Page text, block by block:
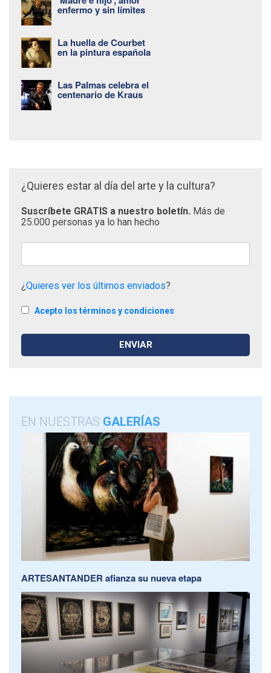
enfermo y sin límites
La huella de Courbet
en la pintura española
Las Palmas celebra el
centenario de Kraus
¿Quieres estar al día del arte y la cultura?
Suscríbete GRATIS a nuestro boletín. Más de
25.000 personas ya lo han hecho
¿Quieres ver los últimos enviados?
Acepto los términos y condiciones
EN NUESTRAS GALERÍAS
ARTESANTANDER afianza su nueva etapa